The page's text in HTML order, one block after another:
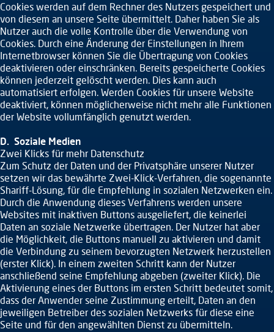
Cookies werden auf dem Rechner des Nutzers gespeichert und
von diesem an unsere Seite übermittelt. Daher haben Sie als
Nutzer auch die volle Kontrolle über die Verwendung von
Cookies. Durch eine Änderung der Einstellungen in Ihrem
Internetbrowser können Sie die Übertragung von Cookies
deaktivieren oder einschränken. Bereits gespeicherte Cookies
können jederzeit gelöscht werden. Dies kann auch
automatisiert erfolgen. Werden Cookies für unsere Website
deaktiviert, können möglicherweise nicht mehr alle Funktionen
der Website vollumfänglich genutzt werden.
D. Soziale Medien
Zwei Klicks für mehr Datenschutz
Zum Schutz der Daten und der Privatsphäre unserer Nutzer
setzen wir das bewährte Zwei-Klick-Verfahren, die sogenannte
Shariff-Lösung, für die Empfehlung in sozialen Netzwerken ein.
Durch die Anwendung dieses Verfahrens werden unsere
Websites mit inaktiven Buttons ausgeliefert, die keinerlei
Daten an soziale Netzwerke übertragen. Der Nutzer hat aber
die Möglichkeit, die Buttons manuell zu aktivieren und damit
die Verbindung zu seinem bevorzugten Netzwerk herzustellen
(erster Klick). In einem zweiten Schritt kann der Nutzer
anschließend seine Empfehlung abgeben (zweiter Klick). Die
Aktivierung eines der Buttons im ersten Schritt bedeutet somit,
dass der Anwender seine Zustimmung erteilt, Daten an den
jeweiligen Betreiber des sozialen Netzwerks für diese eine
Seite und für den angewählten Dienst zu übermitteln.